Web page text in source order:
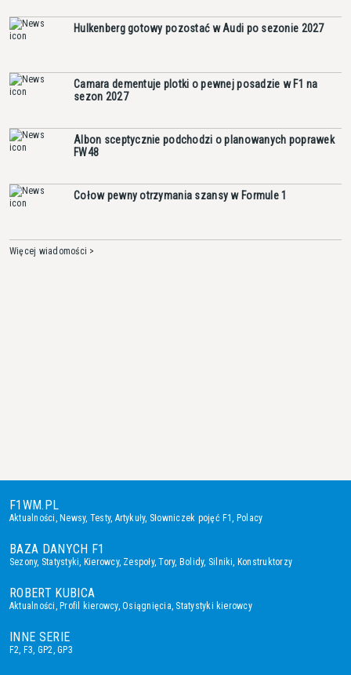
Hulkenberg gotowy pozostać w Audi po sezonie 2027
Camara dementuje plotki o pewnej posadzie w F1 na
sezon 2027
Albon sceptycznie podchodzi o planowanych poprawek
FW48
Cołow pewny otrzymania szansy w Formule 1
Więcej wiadomości >
F1WM.PL
Aktualności,Newsy, Testy, Artykuły, Słowniczek pojęć F1, Polacy
BAZA DANYCH F1
Sezony, Statystyki, Kierowcy, Zespoły,Tory, Bolidy, Silniki, Konstruktorzy
ROBERT KUBICA
Aktualności,Profil kierowcy,Osiągnięcia, Statystyki kierowcy
INNE SERIE
F2, F3, GP2,GP3